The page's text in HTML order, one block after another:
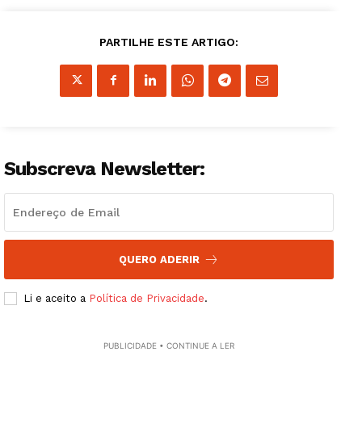
PARTILHE ESTE ARTIGO:
Subscreva Newsletter:
QUERO ADERIR
Li e aceito a Política de Privacidade.
PUBLICIDADE • CONTINUE A LER